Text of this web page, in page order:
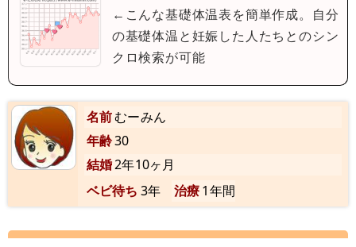
←こんな基礎体温表を簡単作成。自分
の基礎体温と妊娠した人たちとのシン
クロ検索が可能
名前むーみん
年齢30
結婚2年10ヶ月
ベビ待ち 3年 治療1年間